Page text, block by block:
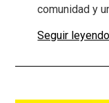
comunidad y
Seguir leyendo